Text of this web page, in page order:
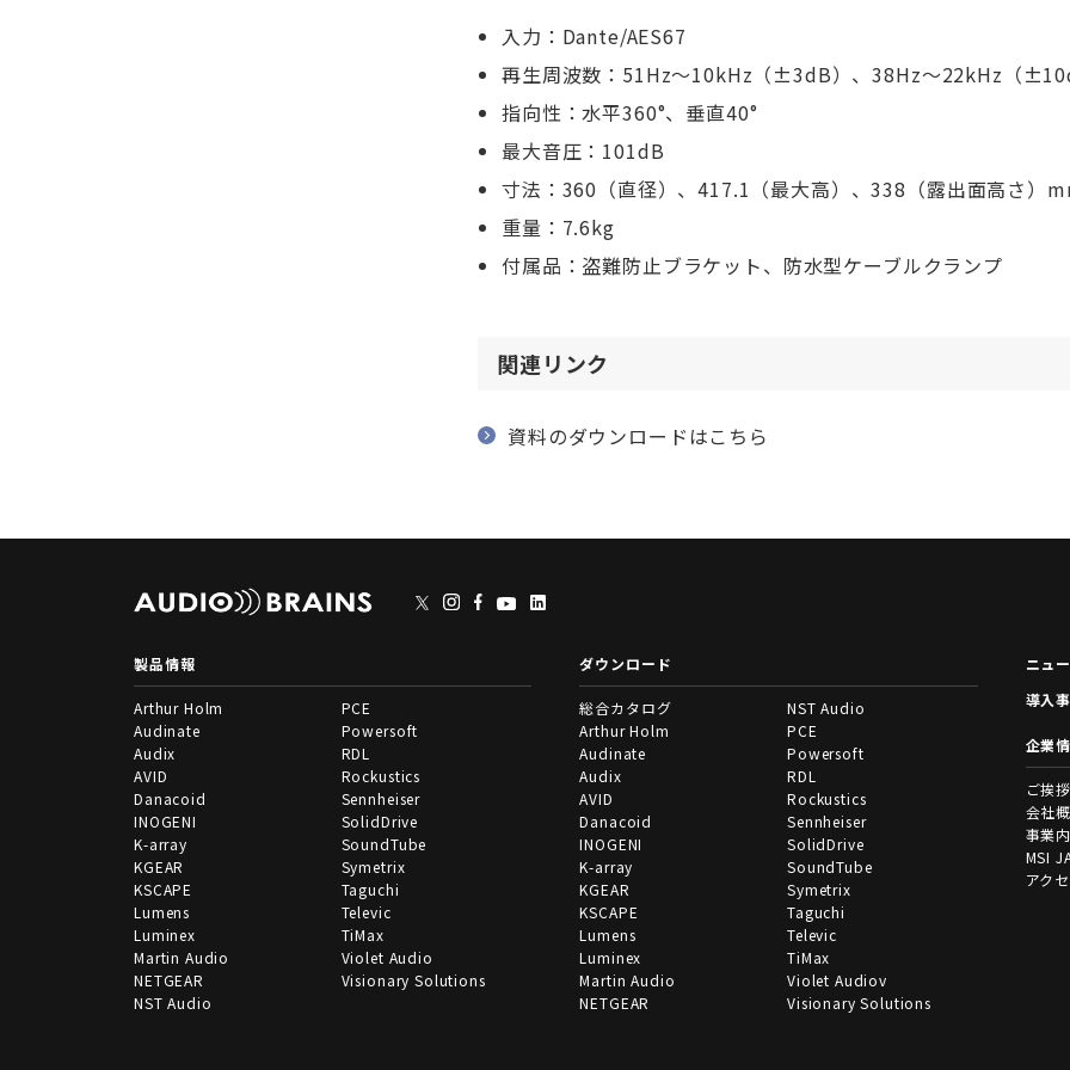
入力：Dante/AES67
再生周波数：51Hz〜10kHz（±3dB）、38Hz〜22kHz（
指向性：水平360°、垂直40°
最大音圧：101dB
寸法：360（直径）、417.1（最大高）、338（露出面高さ）
重量：7.6kg
付属品：盗難防止ブラケット、防水型ケーブルクランプ
関連リンク
資料のダウンロードはこちら
製品情報
Arthur Holm
Audinate
Audix
AVID
Danacoid
INOGENI
K-array
KGEAR
KSCAPE
Lumens
Luminex
Martin Audio
NETGEAR
NST Audio
PCE
Powersoft
RDL
Rockustics
Sennheiser
SolidDrive
SoundTube
Symetrix
Taguchi
Televic
TiMax
Violet Audio
Visionary Solutions
ダウンロード
総合カタログ
Arthur Holm
Audinate
Audix
AVID
Danacoid
INOGENI
K-array
KGEAR
KSCAPE
Lumens
Luminex
Martin Audio
NETGEAR
NST Audio
PCE
Powersoft
RDL
Rockustics
Sennheiser
SolidDrive
SoundTube
Symetrix
Taguchi
Televic
TiMax
Violet Audiov
Visionary Solutions
ニュ
導入
企業
ご挨拶
会社
事業
MSI
アク